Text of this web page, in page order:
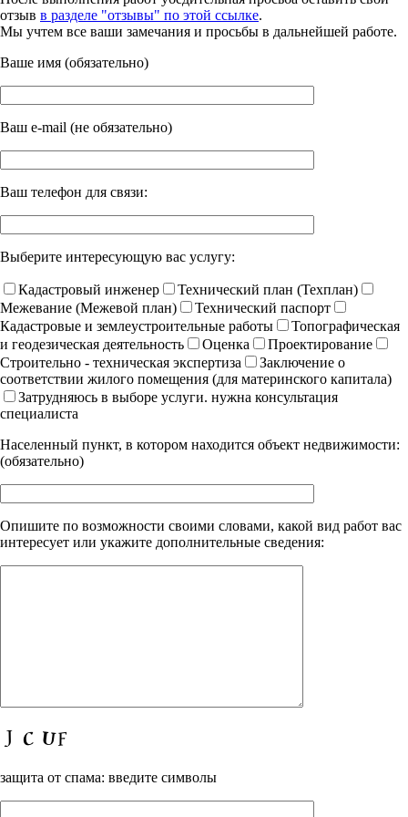
отзыв в разделе "отзывы" по этой ссылке.
Мы учтем все ваши замечания и просьбы в дальнейшей работе.
Ваше имя (обязательно)
Ваш e-mail (не обязательно)
Ваш телефон для связи:
Выберите интересующую вас услугу:
Кадастровый инженер
Технический план (Техплан)
Межевание (Межевой план)
Технический паспорт
Кадастровые и землеустроительные работы
Топографическая
и геодезическая деятельность
Оценка
Проектирование
Строительно - техническая экспертиза
Заключение о
соответствии жилого помещения (для материнского капитала)
Затрудняюсь в выборе услуги. нужна консультация
специалиста
Населенный пункт, в котором находится объект недвижимости:
(обязательно)
Опишите по возможности своими словами, какой вид работ вас
интересует или укажите дополнительные сведения:
защита от спама: введите символы